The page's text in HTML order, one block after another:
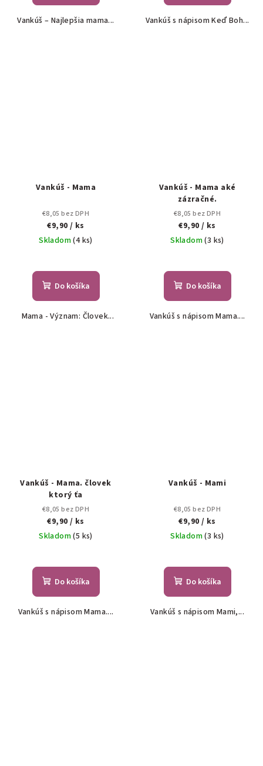
Vankúš – Najlepšia mama... Vankúš s nápisom Keď Boh...
Vankúš - Mama
€8,05 bez DPH
€9,90 / ks
Skladom(4 ks)
Do košíka
Mama - Význam: Človek...
Vankúš - Mama aké
zázračné.
€8,05 bez DPH
€9,90 / ks
Skladom(3 ks)
Do košíka
Vankúš s nápisom Mama....
Vankúš - Mama. človek
ktorý ťa
€8,05 bez DPH
€9,90 / ks
Skladom(5 ks)
Do košíka
Vankúš s nápisom Mama....
Vankúš - Mami
€8,05 bez DPH
€9,90 / ks
Skladom(3 ks)
Do košíka
Vankúš s nápisom Mami,...